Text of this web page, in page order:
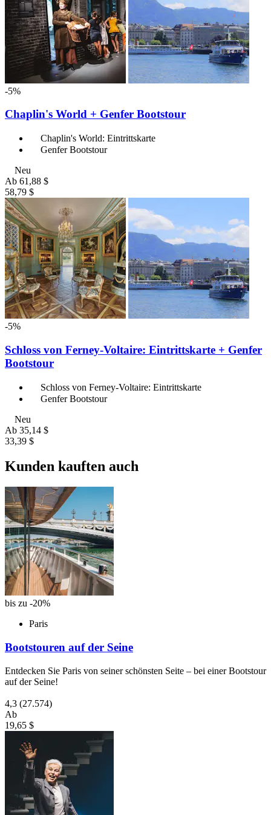
-5%
Chaplin's World + Genfer Bootstour
Chaplin's World: Eintrittskarte
Genfer Bootstour
Neu
Ab 61,88 $
58,79 $
-5%
Schloss von Ferney-Voltaire: Eintrittskarte + Genfer
Bootstour
Schloss von Ferney-Voltaire: Eintrittskarte
Genfer Bootstour
Neu
Ab 35,14 $
33,39 $
Kunden kauften auch
bis zu -20%
Paris
Bootstouren auf der Seine
Entdecken Sie Paris von seiner schönsten Seite – bei einer Bootstour
auf der Seine!
4,3 (27.574)
Ab
19,65 $